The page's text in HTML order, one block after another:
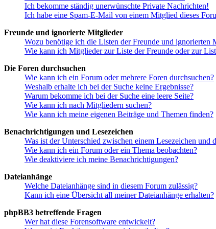
Ich bekomme ständig unerwünschte Private Nachrichten!
Ich habe eine Spam-E-Mail von einem Mitglied dieses
Freunde und ignorierte Mitglieder
Wozu benötige ich die Listen der Freunde und ignorierten
Wie kann ich Mitglieder zur Liste der Freunde oder zur
Die Foren durchsuchen
Wie kann ich ein Forum oder mehrere Foren durchsuchen?
Weshalb erhalte ich bei der Suche keine Ergebnisse?
Warum bekomme ich bei der Suche eine leere Seite?
Wie kann ich nach Mitgliedern suchen?
Wie kann ich meine eigenen Beiträge und Themen finden?
Benachrichtigungen und Lesezeichen
Was ist der Unterschied zwischen einem Lesezeichen und
Wie kann ich ein Forum oder ein Thema beobachten?
Wie deaktiviere ich meine Benachrichtigungen?
Dateianhänge
Welche Dateianhänge sind in diesem Forum zulässig?
Kann ich eine Übersicht all meiner Dateianhänge erhalten?
phpBB3 betreffende Fragen
Wer hat diese Forensoftware entwickelt?